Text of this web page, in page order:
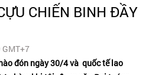
CHIẾN BINH ĐẦY
đón ngày 30/4 và quốc tế lao